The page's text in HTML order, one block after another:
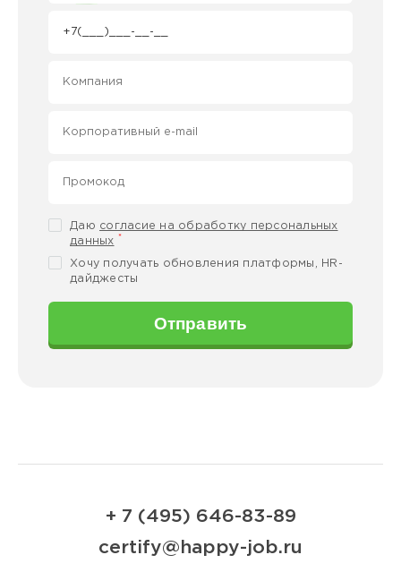
Отправить
Даю согласие на обработку персональных
данных
*
Хочу получать обновления платформы, HR-
дайджесты
+ 7 (495) 646-83-89
certify@happy-job.ru